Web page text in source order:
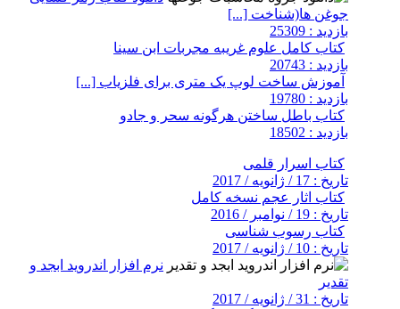
جوغن ها(شناخت [...]
بازدید : 25309
کتاب کامل علوم غریبه مجربات ابن سینا
بازدید : 20743
آموزش ساخت لوپ یک متری برای فلزیاب [...]
بازدید : 19780
کتاب باطل ساختن هرگونه سحر و جادو
بازدید : 18502
کتاب اسرار قلمی
تاریخ : 17 / ژانویه / 2017
کتاب اثار عجم نسخه کامل
تاریخ : 19 / نوامبر / 2016
کتاب رسوب شناسی
تاریخ : 10 / ژانویه / 2017
نرم افزار اندروید ابجد و
تقدیر
تاریخ : 31 / ژانویه / 2017